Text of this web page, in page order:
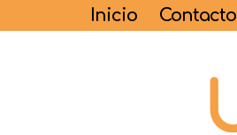
Inicio Contacto